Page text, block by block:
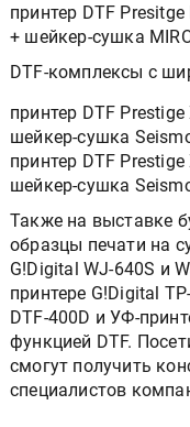
принтер DTF
+ шейкер-сушка
DTF-комплексы с
принтер DTF
шейкер-сушка
принтер DTF
шейкер-сушка
Также на выставке
образцы печати на
G!Digital WJ-640S и
принтере G!Digital
DTF-400D и УФ-
функцией DTF.
смогут получить
специалистов